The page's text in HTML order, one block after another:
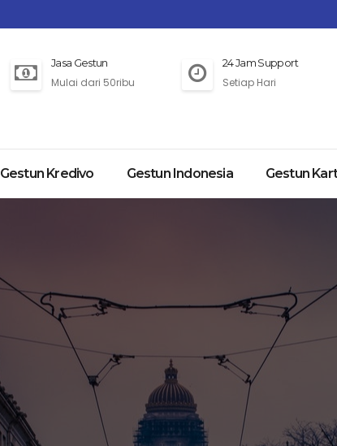
Jasa Gestun
Mulai dari 50ribu
24 Jam Support
Setiap Hari
Gestun Kredivo Gestun Indonesia Gestun